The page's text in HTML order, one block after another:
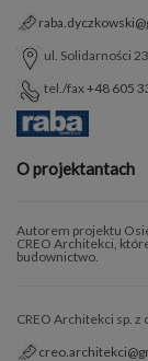
ul. Solidarności
tel./fax+48 605
O projektantach
Autorem projektu
CREO Architekci,
budownictwo.
CREO Architekci sp. z